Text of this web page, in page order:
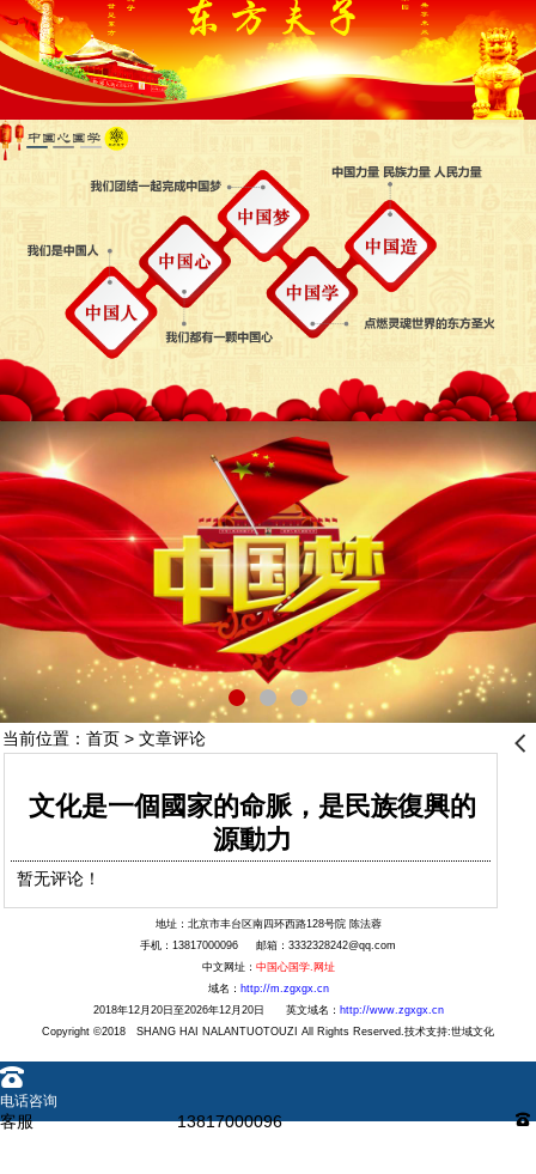
当前位置： 首页> 文章评论 󰊒
文化是一個國家的命脈，是民族復興的
源動力
暂无评论！
地址：北京市丰台区南四环西路128号院陈法蓉
手机：13817000096 邮箱：3332328242@qq.com
中文网址： 中国心国学.网址
域名： http://m.zgxgx.cn
2018年12月20日至2026年12月20日 英文域名： http://www.zgxgx.cn
Copyright ©2018 SHANG HAI NALANTUOTOUZI All Rights Reserved.技术支持:世域文化
󰇯
电话咨询
客服 13817000096 󰇯